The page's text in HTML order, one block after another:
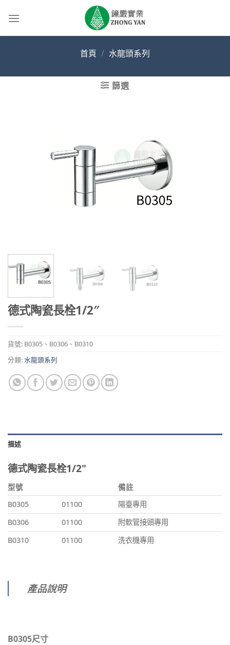
首頁 / 水龍頭系列
篩選
德式陶瓷長栓1/2″
貨號: B0305、B0306、B0310
分類:水龍頭系列
描述
德式陶瓷長栓1/2"
型號
備註
B0305
01100
陽臺專用
B0306
01100
附軟管接頭專用
B0310
01100 洗衣機專用
產品說明
B0305尺寸